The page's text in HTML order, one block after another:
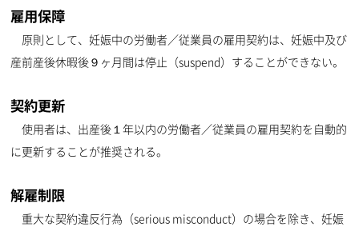
雇用保障
原則として、妊娠中の労働者／従業員の雇用契約は、妊娠中及び
産前産後休暇後９ヶ月間は停止（suspend）することができない。
契約更新
使用者は、出産後１年以内の労働者／従業員の雇用契約を自動的
に更新することが推奨される。
解雇制限
重大な契約違反行為（serious misconduct）の場合を除き、妊娠